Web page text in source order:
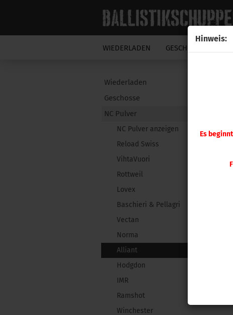
Hinweis:
Es
WIEDERLADEN GESCHOSSE
Wiederladen
Geschosse
NC Pulver
NC Pulver anzeigen
Reload Swiss
VihtaVuori
Rottweil
Lovex
Baschieri & Pellagri
Vectan
Norma
Alliant
Hodgdon
IMR
Ramshot
Winchester